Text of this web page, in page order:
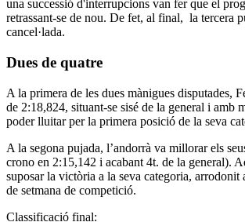
una successió d'interrupcions van fer que el
retrassant-se de nou. De fet, al final, la tercera
cancel·lada.
Dues de quatre
A la primera de les dues mànigues disputades,
de 2:18,824, situant-se sisé de la general i amb
poder lluitar per la primera posició de la seva
A la segona pujada, l’andorrà va millorar els
crono en 2:15,142 i acabant 4t. de la general).
suposar la victòria a la seva categoria,
de setmana de competició.
Classificació final: